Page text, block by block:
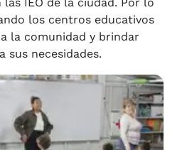
los centros educativos
la comunidad y brindar
sus necesidades.